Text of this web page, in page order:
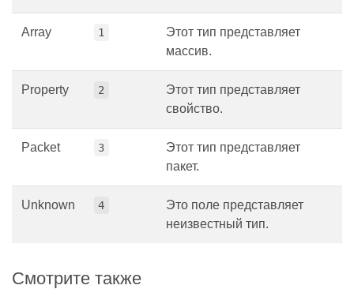
Array 1
Этот тип представляет
массив.
Property 2
Этот тип представляет
свойство.
Packet 3
Этот тип представляет
пакет.
Unknown 4
Это поле представляет
неизвестный тип.
Смотрите также